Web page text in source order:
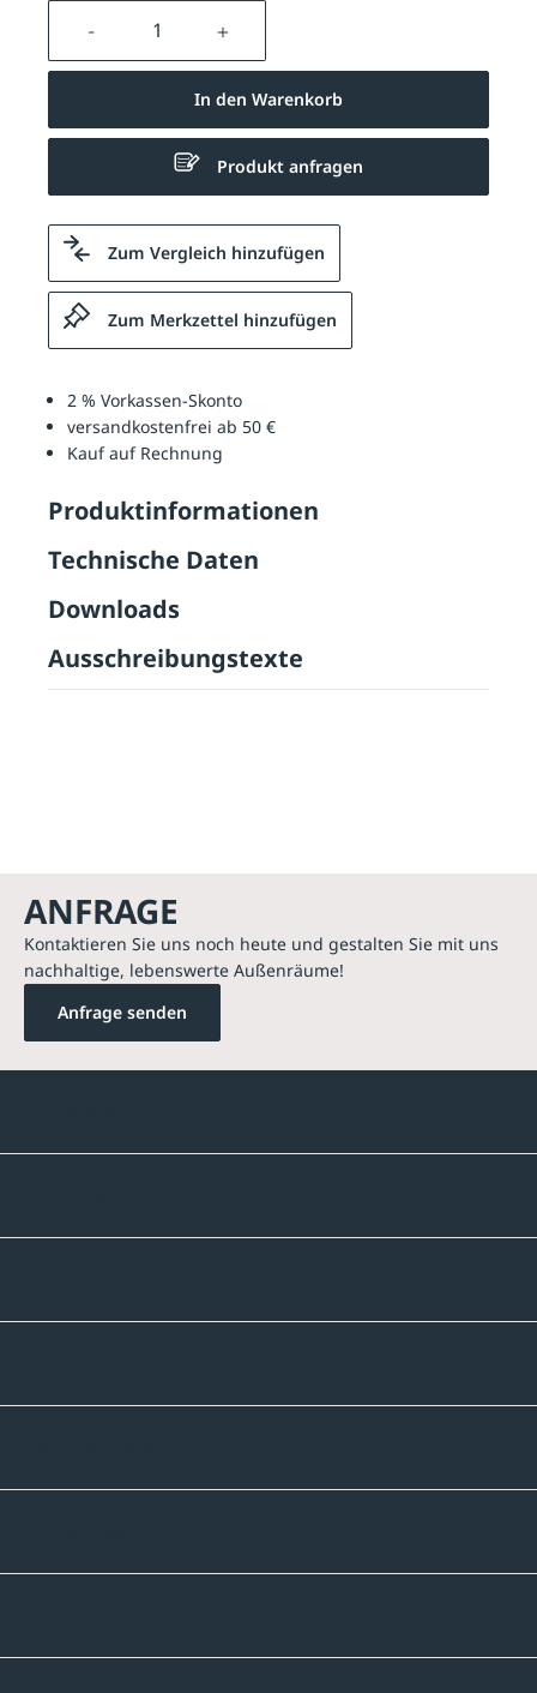
Produkt Anzahl: Gib den
In den Warenkorb
Produkt anfragen
Zum Vergleich hinzufügen
Zum Merkzettel hinzufügen
2 % Vorkassen-Skonto
versandkostenfrei ab 50 €
Kauf auf Rechnung
Produktinformationen
Technische Daten
Downloads
Ausschreibungstexte
ANFRAGE
Kontaktieren Sie uns noch heute und gestalten Sie mit uns
nachhaltige, lebenswerte Außenräume!
Anfrage senden